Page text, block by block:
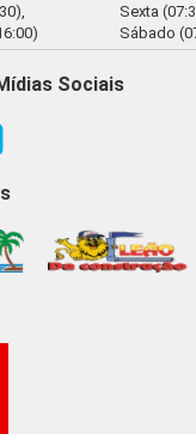
Sexta
Sábado
Sociais